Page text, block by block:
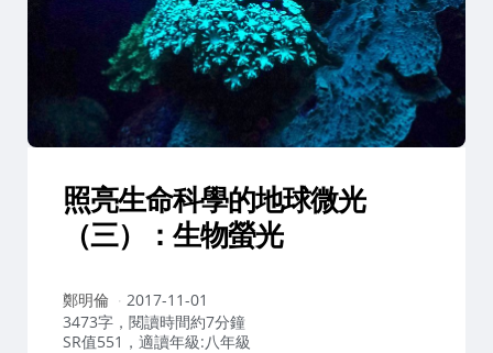
照亮生命科學的地球微光
（三）：生物螢光
作
者：
鄭明倫
2017-11-01
3473字，閱讀時間約7分鐘
SR值551，適讀年級:八年級